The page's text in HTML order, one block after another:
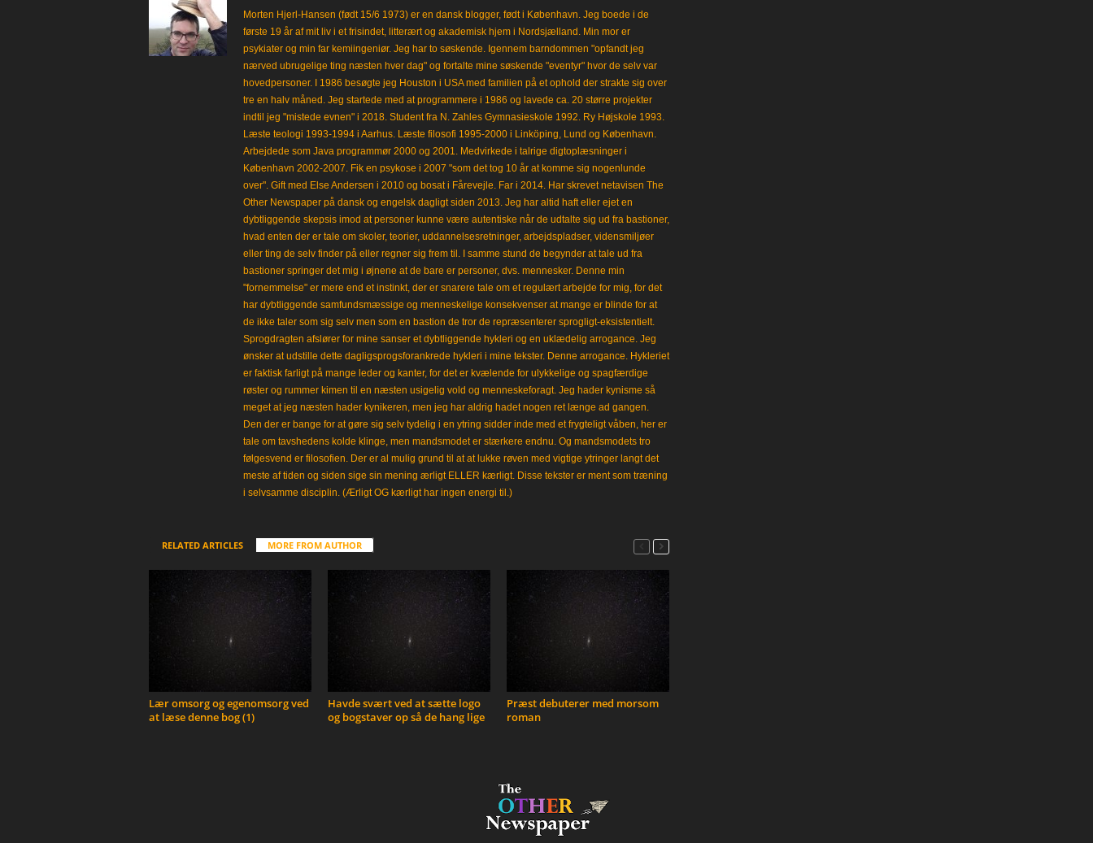
Morten Hjerl-Hansen (født 15/6 1973) er en dansk blogger, født i København. Jeg boede i de
første 19 år af mit liv i et frisindet, litterært og akademisk hjem i Nordsjælland. Min mor er
psykiater og min far kemiingeniør. Jeg har to søskende. Igennem barndommen "opfandt jeg
nærved ubrugelige ting næsten hver dag" og fortalte mine søskende "eventyr" hvor de selv var
hovedpersoner. I 1986 besøgte jeg Houston i USA med familien på et ophold der strakte sig over
tre en halv måned. Jeg startede med at programmere i 1986 og lavede ca. 20 større projekter
indtil jeg "mistede evnen" i 2018. Student fra N. Zahles Gymnasieskole 1992. Ry Højskole 1993.
Læste teologi 1993-1994 i Aarhus. Læste filosofi 1995-2000 i Linköping, Lund og København.
Arbejdede som Java programmør 2000 og 2001. Medvirkede i talrige digtoplæsninger i
København 2002-2007. Fik en psykose i 2007 "som det tog 10 år at komme sig nogenlunde
over". Gift med Else Andersen i 2010 og bosat i Fårevejle. Far i 2014. Har skrevet netavisen The
Other Newspaper på dansk og engelsk dagligt siden 2013. Jeg har altid haft eller ejet en
dybtliggende skepsis imod at personer kunne være autentiske når de udtalte sig ud fra bastioner,
hvad enten der er tale om skoler, teorier, uddannelsesretninger, arbejdspladser, vidensmiljøer
eller ting de selv finder på eller regner sig frem til. I samme stund de begynder at tale ud fra
bastioner springer det mig i øjnene at de bare er personer, dvs. mennesker. Denne min
"fornemmelse" er mere end et instinkt, der er snarere tale om et regulært arbejde for mig, for det
har dybtliggende samfundsmæssige og menneskelige konsekvenser at mange er blinde for at
de ikke taler som sig selv men som en bastion de tror de repræsenterer sprogligt-eksistentielt.
Sprogdragten afslører for mine sanser et dybtliggende hykleri og en uklædelig arrogance. Jeg
ønsker at udstille dette dagligsprogsforankrede hykleri i mine tekster. Denne arrogance. Hykleriet
er faktisk farligt på mange leder og kanter, for det er kvælende for ulykkelige og spagfærdige
røster og rummer kimen til en næsten usigelig vold og menneskeforagt. Jeg hader kynisme så
meget at jeg næsten hader kynikeren, men jeg har aldrig hadet nogen ret længe ad gangen.
Den der er bange for at gøre sig selv tydelig i en ytring sidder inde med et frygteligt våben, her er
tale om tavshedens kolde klinge, men mandsmodet er stærkere endnu. Og mandsmodets tro
følgesvend er filosofien. Der er al mulig grund til at at lukke røven med vigtige ytringer langt det
meste af tiden og siden sige sin mening ærligt ELLER kærligt. Disse tekster er ment som træning
i selvsamme disciplin. (Ærligt OG kærligt har ingen energi til.)
RELATED ARTICLES MORE FROM AUTHOR
Lær omsorg og egenomsorg ved
at læse denne bog (1)
Havde svært ved at sætte logo
og bogstaver op så de hang lige
Præst debuterer med morsom
roman